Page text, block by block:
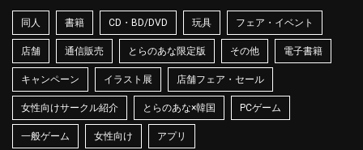
同人 書籍 CD・BD/DVD 玩具 フェア・イベント
店舗 通信販売 とらのあな限定版 その他 電子書籍
キャンペーン イラスト展 店舗フェア・セール
女性向けサークル紹介 とらのあな×韓国 PCゲーム
一般ゲーム 女性向け アプリ